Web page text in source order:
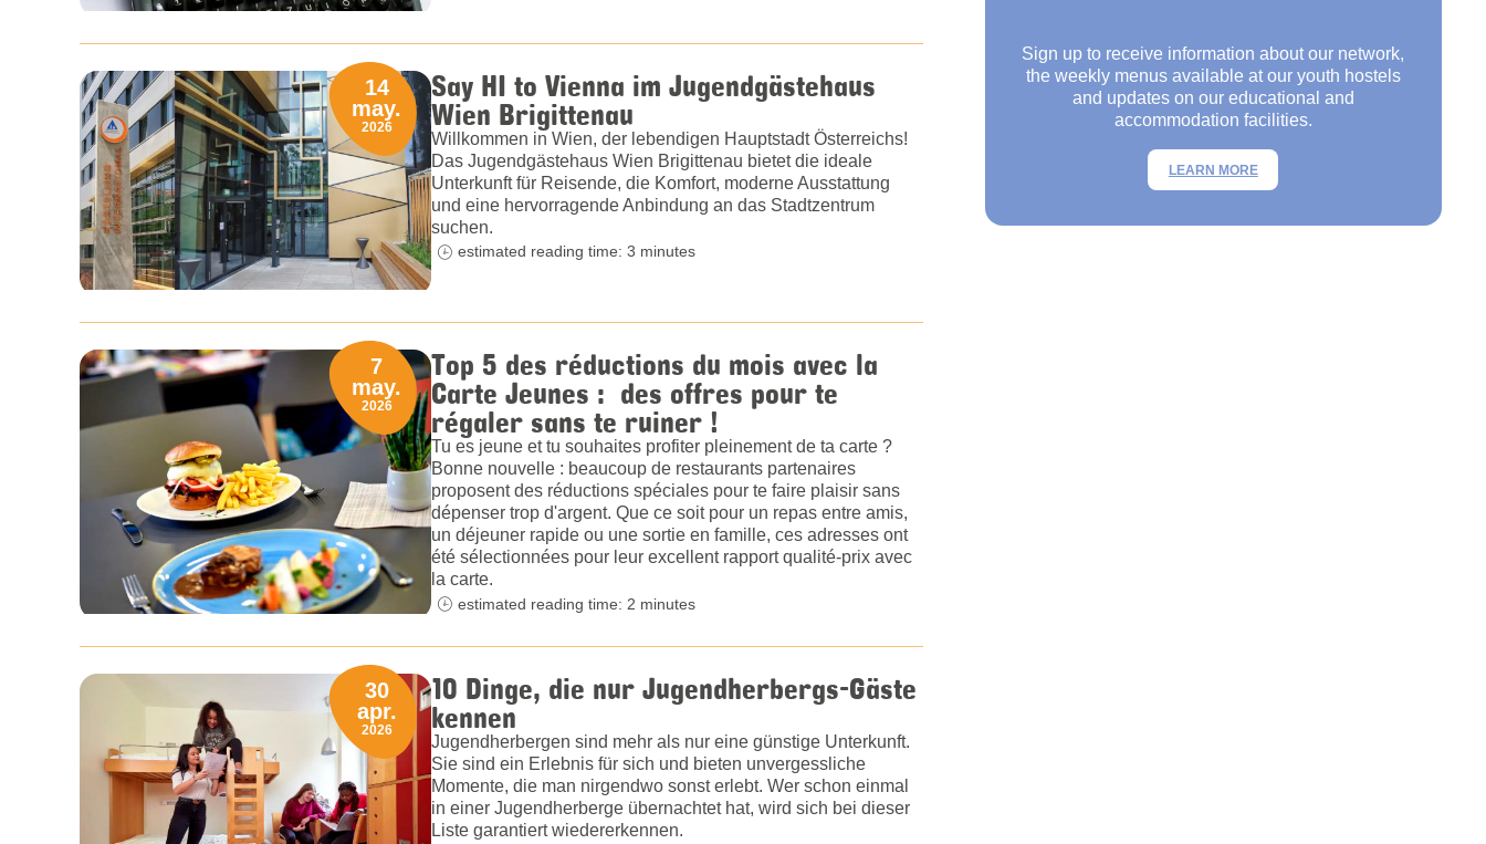
Say HI to Vienna im Jugendgästehaus
Wien Brigittenau
Willkommen in Wien, der lebendigen Hauptstadt Österreichs!
Das Jugendgästehaus Wien Brigittenau bietet die ideale
Unterkunft für Reisende, die Komfort, moderne Ausstattung
und eine hervorragende Anbindung an das Stadtzentrum
suchen.
14
may.
2026
estimated reading time: 3 minutes
Top 5 des réductions du mois avec la
Carte Jeunes : des offres pour te
régaler sans te ruiner !
Tu es jeune et tu souhaites profiter pleinement de ta carte ?
Bonne nouvelle : beaucoup de restaurants partenaires
proposent des réductions spéciales pour te faire plaisir sans
dépenser trop d'argent. Que ce soit pour un repas entre amis,
un déjeuner rapide ou une sortie en famille, ces adresses ont
été sélectionnées pour leur excellent rapport qualité-prix avec
la carte.
7
may.
2026
estimated reading time: 2 minutes
10 Dinge, die nur Jugendherbergs-Gäste
kennen
Jugendherbergen sind mehr als nur eine günstige Unterkunft.
Sie sind ein Erlebnis für sich und bieten unvergessliche
Momente, die man nirgendwo sonst erlebt. Wer schon einmal
in einer Jugendherberge übernachtet hat, wird sich bei dieser
Liste garantiert wiedererkennen.
30
apr.
2026
Sign up to receive information about our network,
the weekly menus available at our youth hostels
and updates on our educational and
accommodation facilities.
LEARN MORE